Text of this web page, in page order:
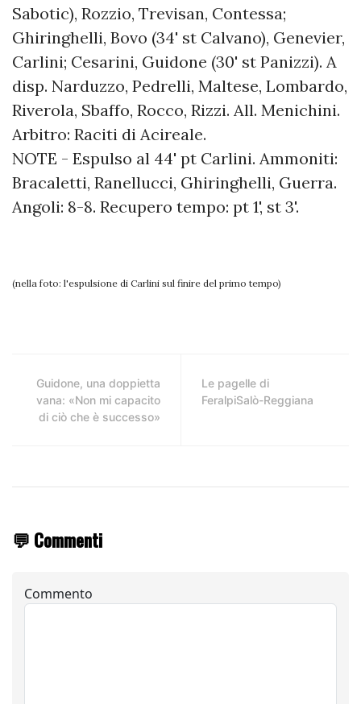
Sabotic), Rozzio, Trevisan, Contessa;
Ghiringhelli, Bovo (34' st Calvano), Genevier,
Carlini; Cesarini, Guidone (30' st Panizzi). A
disp. Narduzzo, Pedrelli, Maltese, Lombardo,
Riverola, Sbaffo, Rocco, Rizzi. All. Menichini.
Arbitro: Raciti di Acireale.
NOTE - Espulso al 44' pt Carlini. Ammoniti:
Bracaletti, Ranellucci, Ghiringhelli, Guerra.
Angoli: 8-8. Recupero tempo: pt 1', st 3'.
(nella foto: l'espulsione di Carlini sul finire del primo tempo)
Guidone, una doppietta
vana: «Non mi capacito
di ciò che è successo»
Le pagelle di
FeralpiSalò-Reggiana
💬 Commenti